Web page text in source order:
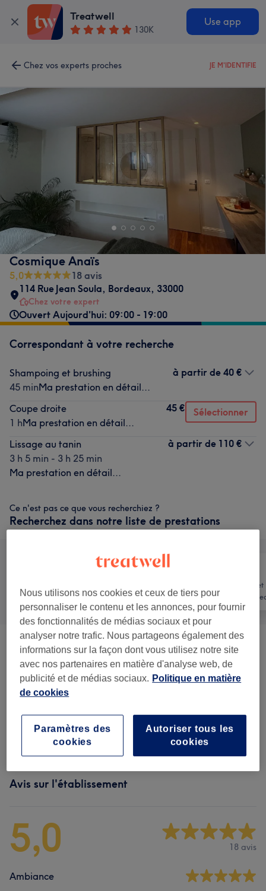
Treatwell
130K
Use app
Chez vos experts proches JE M'IDENTIFIE
Cosmique Anaïs
5,0
18 avis
114 Rue Jean Soula, Bordeaux, 33000
Chez votre expert
Ouvert Aujourd'hui: 09:00 - 19:00
Correspondant à votre recherche
Shampoing et brushing
45 minMa prestation en détail...
à partir de 40 €
Coupe droite
1 hMa prestation en détail...
45 € Sélectionner
Lissage au tanin
3 h 5 min - 3 h 25 min
Ma prestation en détail...
à partir de 110 €
Ce n'est pas ce que vous recherchiez ?
Recherchez dans notre liste de prestations
Tout Coiffure
Manucure et
Beauté des
Technique Coiffure ( 2) à partir de 110 €
Soin Des Cheveux Et Du Cuir
Chevelu (1)
à partir de 90 €
Femme - Coupe De Cheveux Et
Coiffure
(2)
à partir de 40 €
Avis sur l'établissement
5,0 18 avis
Ambiance
Nous utilisons nos cookies et ceux de tiers pour
personnaliser le contenu et les annonces, pour fournir
des fonctionnalités de médias sociaux et pour
analyser notre trafic. Nous partageons également des
informations sur la façon dont vous utilisez notre site
avec nos partenaires en matière d'analyse web, de
publicité et de médias sociaux. Politique en matière
de cookies
Autoriser tous les
cookies
Paramètres des
cookies